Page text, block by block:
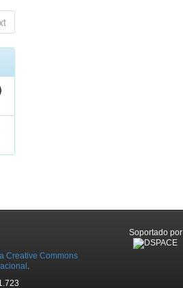
Creative Commons
.
Soportado por